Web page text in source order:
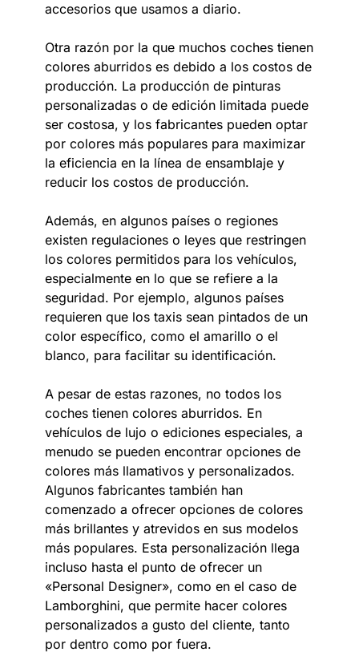
accesorios que usamos a diario.
Otra razón por la que muchos coches tienen
colores aburridos es debido a los costos de
producción. La producción de pinturas
personalizadas o de edición limitada puede
ser costosa, y los fabricantes pueden optar
por colores más populares para maximizar
la eficiencia en la línea de ensamblaje y
reducir los costos de producción.
Además, en algunos países o regiones
existen regulaciones o leyes que restringen
los colores permitidos para los vehículos,
especialmente en lo que se refiere a la
seguridad. Por ejemplo, algunos países
requieren que los taxis sean pintados de un
color específico, como el amarillo o el
blanco, para facilitar su identificación.
A pesar de estas razones, no todos los
coches tienen colores aburridos. En
vehículos de lujo o ediciones especiales, a
menudo se pueden encontrar opciones de
colores más llamativos y personalizados.
Algunos fabricantes también han
comenzado a ofrecer opciones de colores
más brillantes y atrevidos en sus modelos
más populares. Esta personalización llega
incluso hasta el punto de ofrecer un
«Personal Designer», como en el caso de
Lamborghini, que permite hacer colores
personalizados a gusto del cliente, tanto
por dentro como por fuera.